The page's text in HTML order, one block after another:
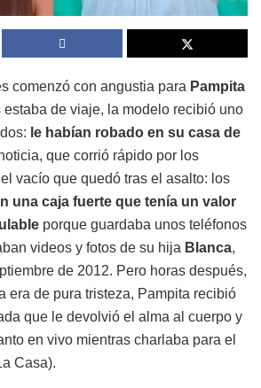
comenzó con angustia para Pampita
estaba de viaje, la modelo recibió uno
le habían robado en su casa de
que corrió rápido por los
vacío que quedó tras el asalto: los
una caja fuerte que tenía un valor
porque guardaba unos teléfonos
videos y fotos de su hija Blanca,
de 2012. Pero horas después,
era de pura tristeza, Pampita recibió
que le devolvió el alma al cuerpo y
en vivo mientras charlaba para el
Casa).